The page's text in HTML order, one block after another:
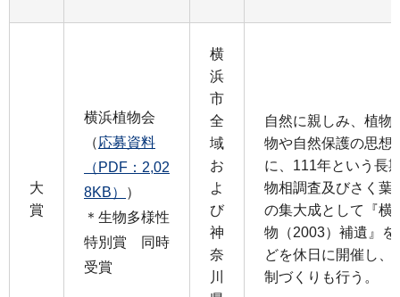
大
賞
横浜植物会
（応募資料
（PDF：2,02
8KB）
）
＊生物多様性
特別賞 同時
受賞
横
浜
市
全
域
お
よ
び
神
奈
川
自然に親しみ、植物
物や自然保護の思想
に、111年という長
物相調査及びさく葉
の集大成として『横
物（2003）補遺』
どを休日に開催し、
制づくりも行う。